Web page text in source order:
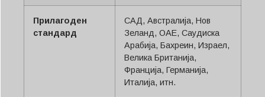
Прилагоден
стандард
САД, Австралија, Нов
Зеланд, ОАЕ, Саудиска
Арабија, Бахреин, Израел,
Велика Британија,
Франција, Германија,
Италија, итн.